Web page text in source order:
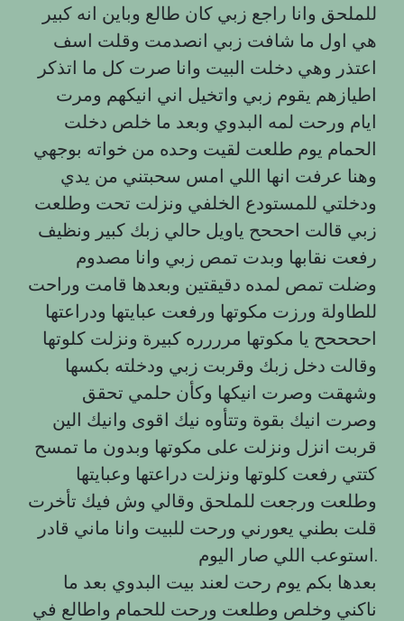
للملحق وانا راجع زبي كان طالع وباين انه كبير
هي اول ما شافت زبي انصدمت وقلت اسف
اعتذر وهي دخلت البيت وانا صرت كل ما اتذكر
اطيازهم يقوم زبي واتخيل اني انيكهم ومرت
ايام ورحت لمه البدوي وبعد ما خلص دخلت
الحمام يوم طلعت لقيت وحده من خواته بوجهي
وهنا عرفت انها اللي امس سحبتني من يدي
ودخلتي للمستودع الخلفي ونزلت تحت وطلعت
زبي قالت احححح ياويل حالي زبك كبير ونظيف
رفعت نقابها وبدت تمص زبي وانا مصدوم
وضلت تمص لمده دقيقتين وبعدها قامت وراحت
للطاولة ورزت مكوتها ورفعت عبايتها ودراعتها
اححححح يا مكوتها مرررره كبيرة ونزلت كلوتها
وقالت دخل زبك وقربت زبي ودخلته بكسها
وشهقت وصرت انيكها وكأن حلمي تحقق
وصرت انيك بقوة وتتأوه نيك اقوى وانيك الين
قربت انزل ونزلت على مكوتها وبدون ما تمسح
كتتي رفعت كلوتها ونزلت دراعتها وعبايتها
وطلعت ورجعت للملحق وقالي وش فيك تأخرت
قلت بطني يعورني ورحت للبيت وانا ماني قادر
استوعب اللي صار اليوم.
بعدها بكم يوم رحت لعند بيت البدوي بعد ما
ناكني وخلص وطلعت ورحت للحمام واطالع في